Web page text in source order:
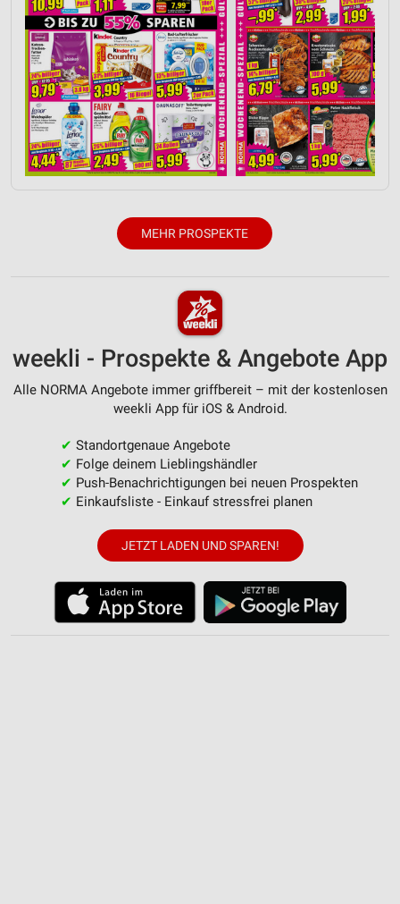
MEHR PROSPEKTE
weekli - Prospekte & Angebote App
Alle NORMA Angebote immer griffbereit – mit der kostenlosen
weekli App für iOS & Android.
✔ Standortgenaue Angebote
✔ Folge deinem Lieblingshändler
✔ Push-Benachrichtigungen bei neuen Prospekten
✔ Einkaufsliste - Einkauf stressfrei planen
JETZT LADEN UND SPAREN!